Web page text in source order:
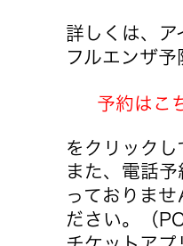
詳しくは、ア
フルエンザ
予約はこ
をクリックし
また、電話
っておりませ
ださい。（